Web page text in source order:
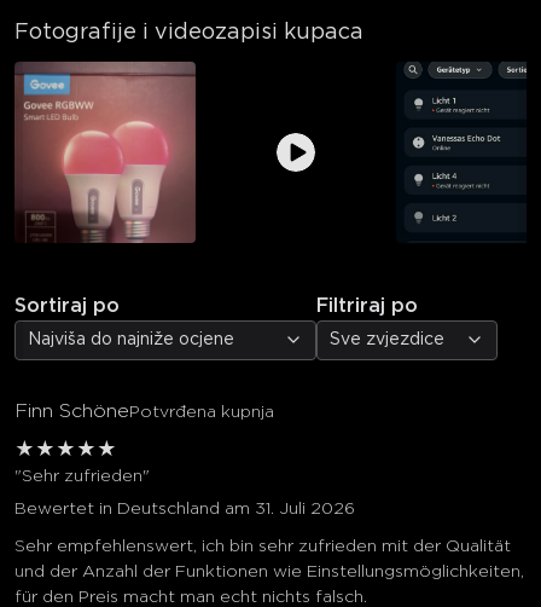
Fotografije i videozapisi kupaca
Sortiraj po
Najviša do najniže ocjene
Filtriraj po
Sve zvjezdice
Finn SchönePotvrđena kupnja
★ ★ ★ ★ ★
"Sehr zufrieden"
Bewertet in Deutschland am 31. Juli 2026
Sehr empfehlenswert, ich bin sehr zufrieden mit der Qualität
und der Anzahl der Funktionen wie Einstellungsmöglichkeiten,
für den Preis macht man echt nichts falsch.